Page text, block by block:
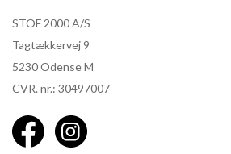
STOF 2000 A/S
Tagtækkervej 9
5230 Odense M
CVR. nr.: 30497007